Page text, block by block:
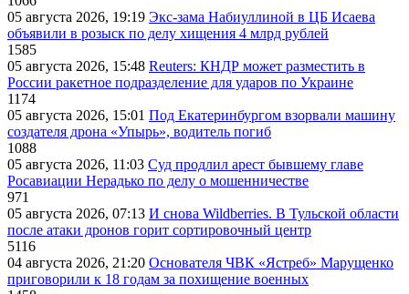
05 августа 2026, 19:19 Экс-зама Набиуллиной в ЦБ Исаева
объявили в розыск по делу хищения 4 млрд рублей
1585
05 августа 2026, 15:48 Reuters: КНДР может разместить в
России ракетное подразделение для ударов по Украине
1174
05 августа 2026, 15:01 Под Екатеринбургом взорвали машину
создателя дрона «Упырь», водитель погиб
1088
05 августа 2026, 11:03 Суд продлил арест бывшему главе
Росавиации Нерадько по делу о мошенничестве
971
05 августа 2026, 07:13 И снова Wildberries. В Тульской области
после атаки дронов горит сортировочный центр
5116
04 августа 2026, 21:20 Основателя ЧВК «Ястреб» Марущенко
приговорили к 18 годам за похищение военных